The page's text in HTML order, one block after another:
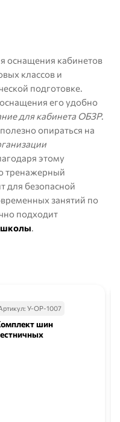
оснащения кабинетов
классов и
подготовке.
его удобно
для кабинета ОБЗР.
опираться на
этому
тренажерный
для безопасной
занятий по
подходит
школы.
У-ОР-1007
шин